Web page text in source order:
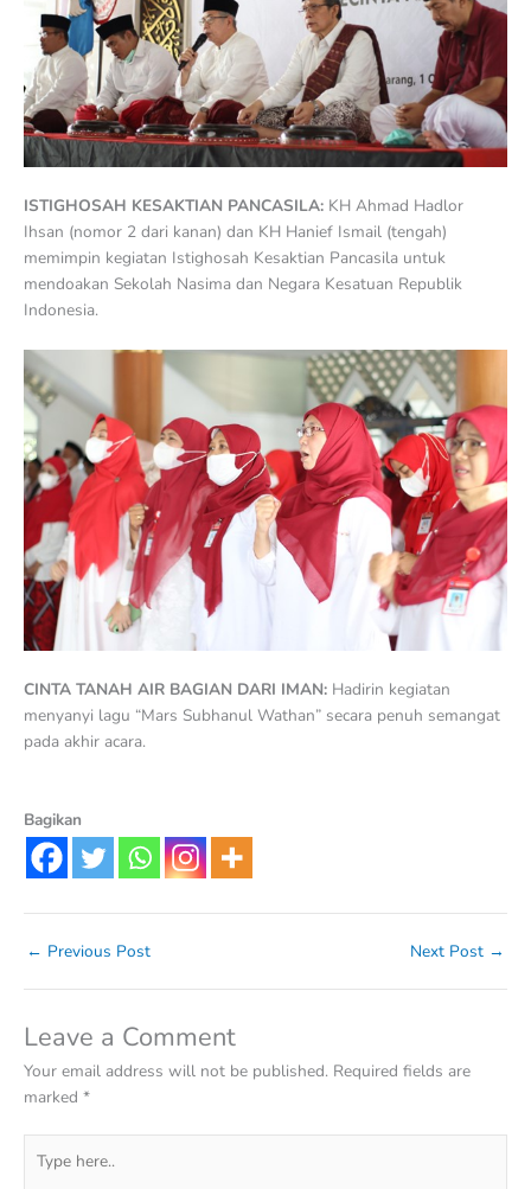
ISTIGHOSAH KESAKTIAN PANCASILA: KH Ahmad Hadlor
Ihsan (nomor 2 dari kanan) dan KH Hanief Ismail (tengah)
memimpin kegiatan Istighosah Kesaktian Pancasila untuk
mendoakan Sekolah Nasima dan Negara Kesatuan Republik
Indonesia.
CINTA TANAH AIR BAGIAN DARI IMAN: Hadirin kegiatan
menyanyi lagu “Mars Subhanul Wathan” secara penuh semangat
pada akhir acara.
Bagikan
← Previous Post Next Post →
Leave a Comment
Your email address will not be published. Required fields are
marked *
here..